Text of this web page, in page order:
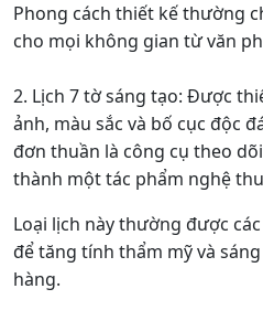
Phong cách thiết kế thường
cho mọi không gian từ văn
2. Lịch 7 tờ sáng tạo: Được
ảnh, màu sắc và bố cục độc
đơn thuần là công cụ theo
thành một tác phẩm nghệ
Loại lịch này thường được
để tăng tính thẩm mỹ và
hàng.